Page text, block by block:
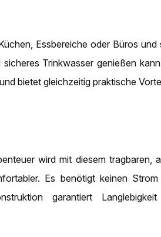
Essbereiche oder Büros
Trinkwasser genießen
bietet gleichzeitig praktische
wird mit diesem tragbaren,
Es benötigt keinen
garantiert